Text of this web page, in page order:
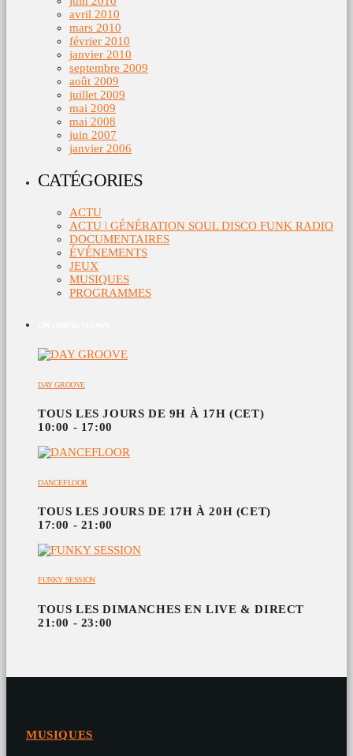
avril 2010
mars 2010
février 2010
janvier 2010
septembre 2009
août 2009
juillet 2009
mai 2009
mai 2008
juin 2007
janvier 2006
CATÉGORIES
ACTU
ACTU | GÉNÉRATION SOUL DISCO FUNK RADIO
DOCUMENTAIRES
ÉVÉNEMENTS
JEUX
MUSIQUES
PROGRAMMES
DAY GROOVE
TOUS LES JOURS DE 9H À 17H (CET)
10:00 - 17:00
DANCEFLOOR
TOUS LES JOURS DE 17H À 20H (CET)
17:00 - 21:00
FUNKY SESSION
TOUS LES DIMANCHES EN LIVE & DIRECT
21:00 - 23:00
MUSIQUES